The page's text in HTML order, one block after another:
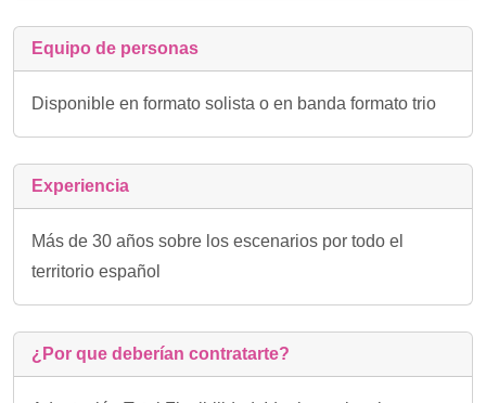
Equipo de personas
Disponible en formato solista o en banda formato trio
Experiencia
Más de 30 años sobre los escenarios por todo el
territorio español
¿Por que deberían contratarte?